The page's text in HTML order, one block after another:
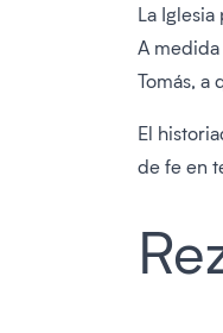
La
A
Tomás, a
El
de fe en